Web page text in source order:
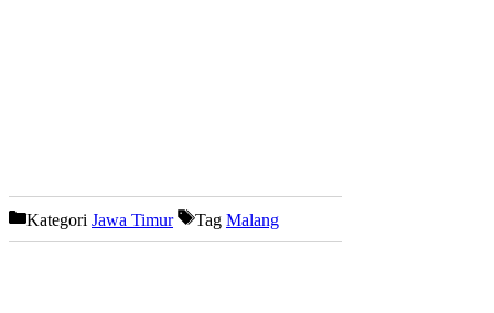
Kategori Jawa Timur Tag Malang